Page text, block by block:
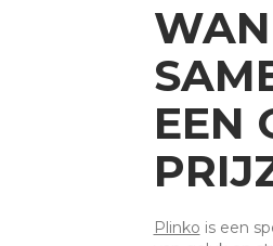
EEN
Plinko is een